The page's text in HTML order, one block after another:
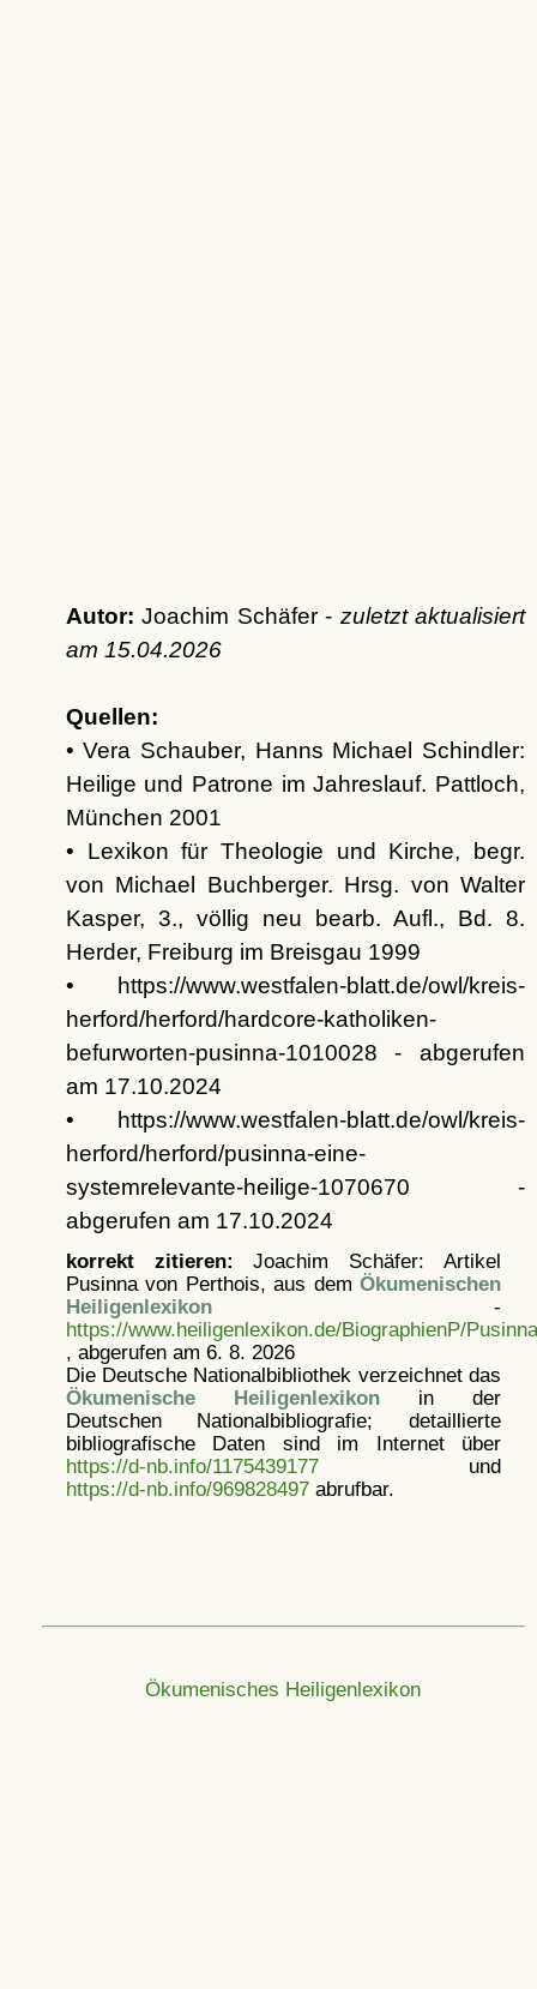
Autor: Joachim Schäfer - zuletzt aktualisiert
am 15.04.2026
Quellen:
• Vera Schauber, Hanns Michael Schindler:
Heilige und Patrone im Jahreslauf. Pattloch,
München 2001
• Lexikon für Theologie und Kirche, begr.
von Michael Buchberger. Hrsg. von Walter
Kasper, 3., völlig neu bearb. Aufl., Bd. 8.
Herder, Freiburg im Breisgau 1999
• https://www.westfalen-blatt.de/owl/kreis-
herford/herford/hardcore-katholiken-
befurworten-pusinna-1010028 - abgerufen
am 17.10.2024
• https://www.westfalen-blatt.de/owl/kreis-
herford/herford/pusinna-eine-
systemrelevante-heilige-1070670 -
abgerufen am 17.10.2024
korrekt zitieren: Joachim Schäfer: Artikel
Pusinna von Perthois, aus dem Ökumenischen
Heiligenlexikon-
https://www.heiligenlexikon.de/BiographienP/
, abgerufen am 6. 8. 2026
Die Deutsche Nationalbibliothek verzeichnet das
Ökumenische Heiligenlexikonin der
Deutschen Nationalbibliografie; detaillierte
bibliografische Daten sind im Internet über
https://d-nb.info/1175439177und
https://d-nb.info/969828497abrufbar.
Ökumenisches Heiligenlexikon